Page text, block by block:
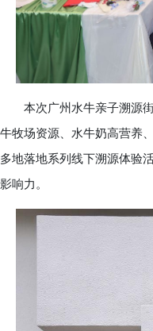
本次广州水牛亲子溯源街
牛牧场资源、水牛奶高营养
多地落地系列线下溯源体验
影响力。